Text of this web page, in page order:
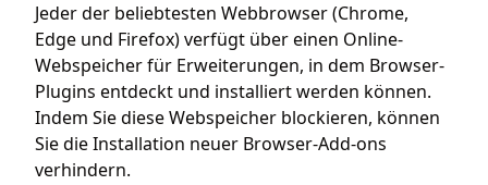
Jeder der beliebtesten Webbrowser (Chrome,
Edge und Firefox) verfügt über einen Online-
Webspeicher für Erweiterungen, in dem Browser-
Plugins entdeckt und installiert werden können.
Indem Sie diese Webspeicher blockieren, können
Sie die Installation neuer Browser-Add-ons
verhindern.